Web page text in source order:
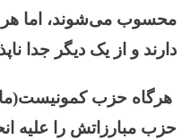
محسوب می‌شوند، اما
دارند و از یک دیگر جدا
هرگاه حزب
حزب مبارزاتش را علیه